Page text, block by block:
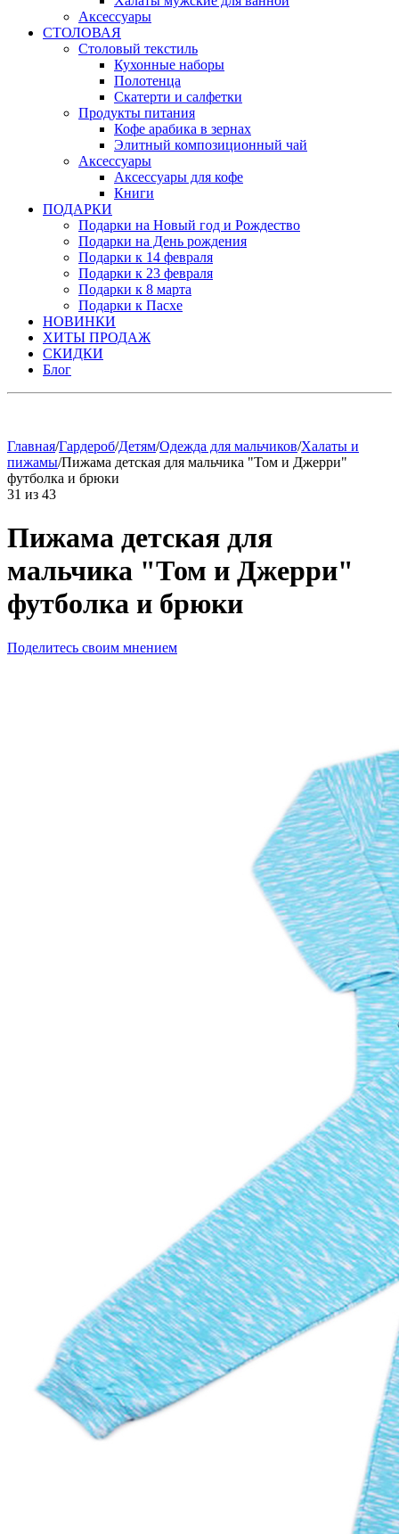
Аксессуары
СТОЛОВАЯ
Столовый текстиль
Кухонные наборы
Полотенца
Скатерти и салфетки
Продукты питания
Кофе арабика в зернах
Элитный композиционный чай
Аксессуары
Аксессуары для кофе
Книги
ПОДАРКИ
Подарки на Новый год и Рождество
Подарки на День рождения
Подарки к 14 февраля
Подарки к 23 февраля
Подарки к 8 марта
Подарки к Пасхе
НОВИНКИ
ХИТЫ ПРОДАЖ
СКИДКИ
Блог
Главная/Гардероб/Детям/Одежда для мальчиков/Халаты и
пижамы/Пижама детская для мальчика "Том и Джерри"
футболка и брюки
31 из 43
Пижама детская для
мальчика "Том и Джерри"
футболка и брюки
Поделитесь своим мнением